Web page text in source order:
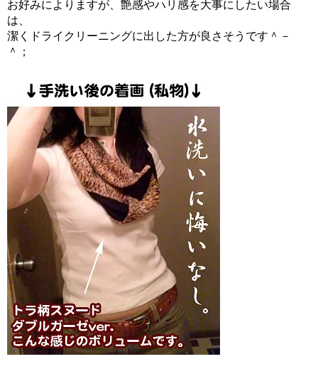
お好みによりますが、艶感やハリ感を大事にしたい場合
は、
潔くドライクリーニングに出した方が良さそうです＾－
＾；